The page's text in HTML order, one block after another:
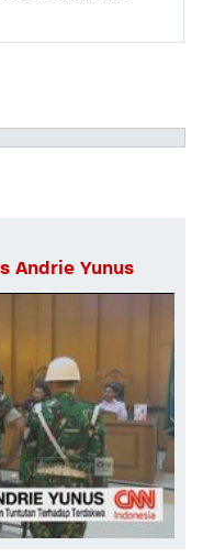
Andrie Yunus